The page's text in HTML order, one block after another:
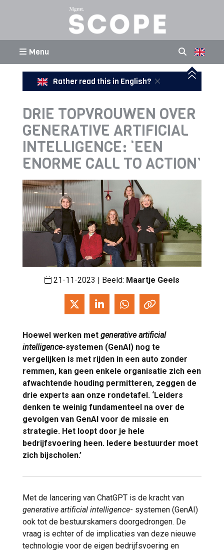
Menu
Rather read this in English?
DRIE TOPVROUWEN OVER
GENERATIVE ARTIFICIAL
INTELLIGENCE: ‘EEN
ENORME CALL TO ACTION’
21-11-2023 | Beeld: Maartje Geels
Hoewel werken met generative artificial
intelligence-systemen (GenAI) nog te
vergelijken is met rijden in een auto zonder
remmen, kan geen enkele organisatie zich een
afwachtende houding permitteren, zeggen de
drie experts aan onze rondetafel. ‘Leiders
denken te weinig fundamenteel na over de
gevolgen van GenAI voor de missie en
strategie. Het loopt door je hele
bedrijfsvoering heen. Iedere bestuurder moet
zich bijscholen.’
Met de lancering van ChatGPT is de kracht van
generative artificial intelligence- systemen (GenAI)
ook tot de bestuurskamers doorgedrongen. De
vraag is echter of de implicaties van deze nieuwe
technologie voor de eigen bedrijfsvoering en